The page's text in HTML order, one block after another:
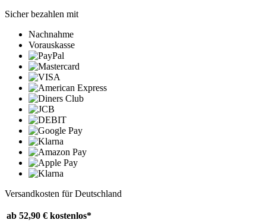
Sicher bezahlen mit
Nachnahme
Vorauskasse
Versandkosten für Deutschland
ab 52,90 € kostenlos*